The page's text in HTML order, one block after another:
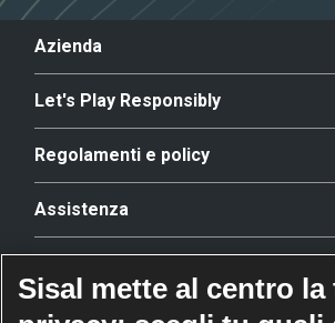
Azienda
Let's Play Responsibly
Regolamenti e policy
Assistenza
Sisal mette al centro la